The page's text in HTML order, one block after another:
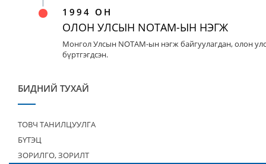
1994 ОН
ОЛОН УЛСЫН NOTAM-ЫН НЭГЖ
Монгол Улсын NOTAM-ын нэгж байгуулагдан, олон
бүртгэгдсэн.
БИДНИЙ ТУХАЙ
ТОВЧ ТАНИЛЦУУЛГА
БҮТЭЦ
ЗОРИЛГО, ЗОРИЛТ